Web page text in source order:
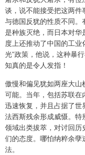
谈，说不能接受把这两
与德国反犹的性质不同
是种族灭绝，而日本对
度上还推动了中国的工
光”政策，他说，这种暴
知真的是令人发指！
傲慢和偏见犹如两座大
可能。当年，包括苏联
迅速恢复，并且占据了
法西斯残余形成威慑。
领域出类拔萃，对讨回
们的态度。哪怕纳粹余
法。